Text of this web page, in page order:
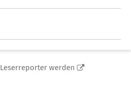
Leserreporter werden